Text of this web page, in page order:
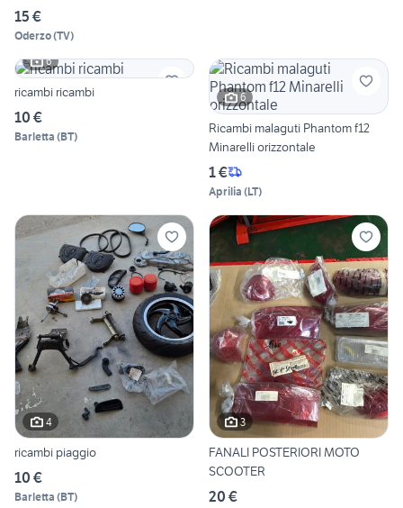
15 €
Oderzo(TV)
6
ricambi ricambi
10 €
Barletta (BT)
6
Ricambi malaguti Phantom f12
Minarelli orizzontale
1 €
Aprilia (LT)
4
ricambi piaggio
10 €
Barletta (BT)
3
FANALI POSTERIORI MOTO
SCOOTER
20 €